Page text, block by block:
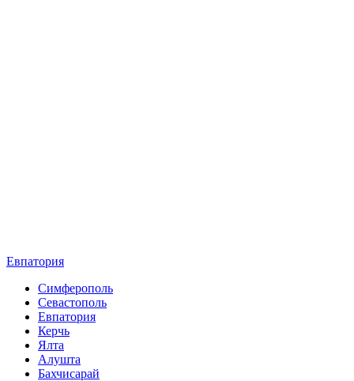
Евпатория
Симферополь
Севастополь
Евпатория
Керчь
Ялта
Алушта
Бахчисарай